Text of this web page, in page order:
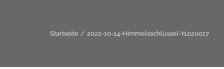
Startseite 2022-10-14-Himmelsschlüssel-Y1020017